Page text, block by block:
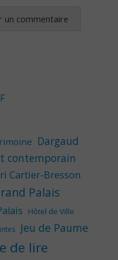
Dargaud
contemporain
Cartier-Bresson
Palais
Hôtel de Ville
Jeu de Paume
de lire